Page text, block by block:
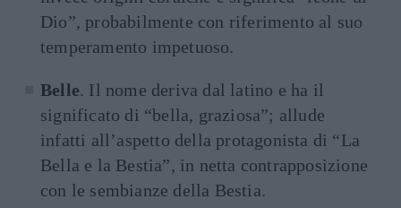
Dio”, probabilmente con riferimento al suo
temperamento impetuoso.
Belle. Il nome deriva dal latino e ha il
significato di “bella, graziosa”; allude
infatti all’aspetto della protagonista di “La
Bella e la Bestia”, in netta contrapposizione
con le sembianze della Bestia.